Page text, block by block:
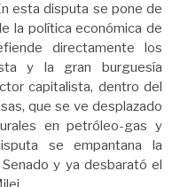
esta disputa se pone de
la política económica de
directamente los
y la gran burguesía
capitalista, dentro del
que se ve desplazado
en petróleo-gas y
se empantana la
y ya desbarató el